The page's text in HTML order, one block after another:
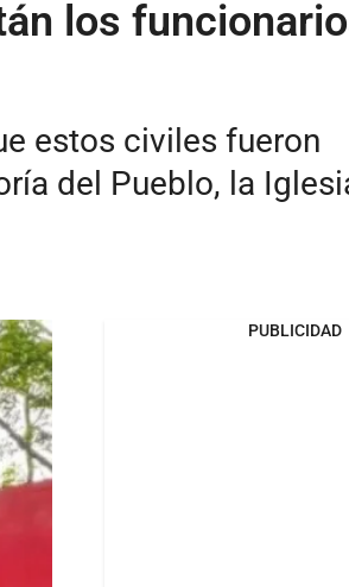
los
estos civiles fueron
del Pueblo, la
PUBLICIDAD